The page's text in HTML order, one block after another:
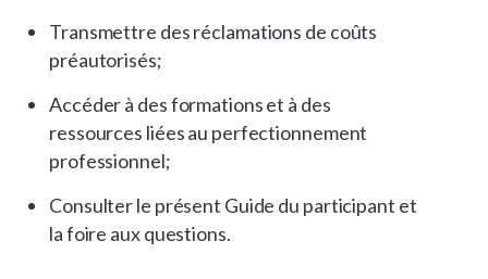
Transmettre des réclamations de coûts
préautorisés;
Accéder à des formations et à des
ressources liées au perfectionnement
professionnel;
Consulter le présent Guide du participant et
la foire aux questions.